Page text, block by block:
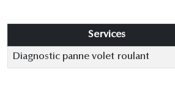
Services
Diagnostic panne volet roulant